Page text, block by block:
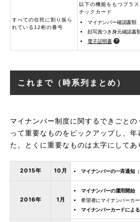
すべての住民に割り振ら
れている12桁の番号
以下の機能をもつプラス
チックカード
マイナンバー確認書類
顔写真つき身元確認書
電子証明書
これまで（時系列まとめ）
マイナンバー制度に関するできごとの
って重要なものをピックアップし、年
た。とくに重要なものは太字にしてあ
2015年 10月 マイナンバーの一斉通知
2016年 1月
マイナンバーの運用開始
希望者にマイナンバーカ
マイナンバーカードによ